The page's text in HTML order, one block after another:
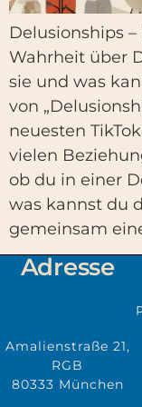
Delusionships
Wahrheit über
sie und was
von
neuesten
vielen
ob du in einer
was kannst du
gemeinsam
Adresse
Amalienstraße 21,
RGB
80333 München